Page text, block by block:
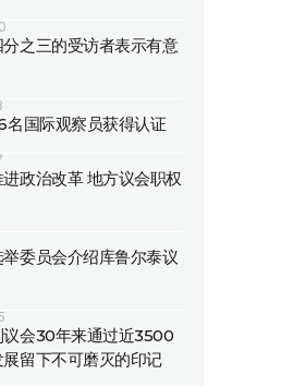
之三的受访者表示有意
名国际观察员获得认证
政治改革 地方议会职权
委员会介绍库鲁尔泰议
会30年来通过近3500
留下不可磨灭的印记